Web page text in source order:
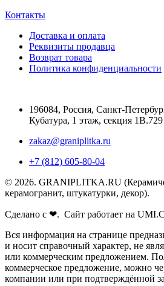
Контакты
Доставка и оплата
Реквизиты продавца
Возврат товара
Политика конфиденциальности
196084, Россия, Санкт-
Кубатура, 1 этаж, секция 1В.729
zakaz@graniplitka.ru
+7 (812) 605-80-04
© 2026. GRANIPLITKA.RU
керамогранит, штукатурки, декор).
Сделано с ❤. Сайт работает на
Вся информация на странице
и носит справочный характер, не
или коммерческим предложением.
коммерческое предложение, можно
компании или при подтверждённой